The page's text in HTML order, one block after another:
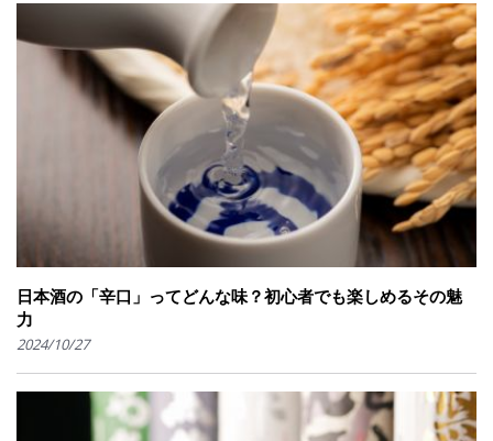
日本酒の「辛口」ってどんな味？初心者でも楽しめるその魅
力
2024/10/27